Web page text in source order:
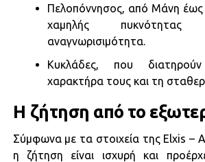
Πελοπόννησος, από Μάνη
χαμηλής
αναγνωρισιμότητα.
Κυκλάδες, που
χαρακτήρα τους και τη
Η ζήτηση από το
Σύμφωνα με τα στοιχεία της Elxis –
η ζήτηση είναι ισχυρή και